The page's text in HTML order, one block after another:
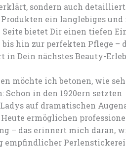
sondern auch
ein langlebiges
Seite bietet Dir einen tiefen
hin zur perfekten Pflege –
in Dein nächstes Beauty-
möchte ich betonen, wie
in den 1920ern setzten
auf dramatischen
ermöglichen
– das erinnert mich daran,
empfindlicher